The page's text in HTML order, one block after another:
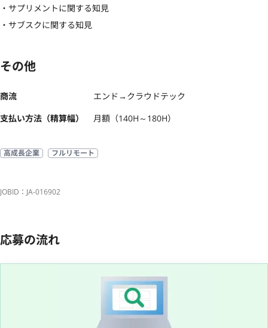
・サプリメントに関する知見
・サブスクに関する知見
その他
商流
エンド→クラウドテック
支払い方法（精算幅）
月額（140H～180H）
高成長企業 フルリモート
JOBID：JA-016902
応募の流れ